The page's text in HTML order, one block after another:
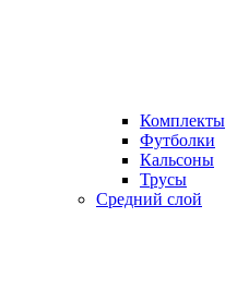
Комплекты
Футболки
Кальсоны
Трусы
Средний слой